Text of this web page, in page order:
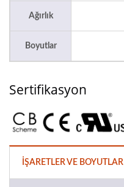
Ağırlık
Boyutlar
Sertifikasyon
İŞARETLER VE BOYUTLAR